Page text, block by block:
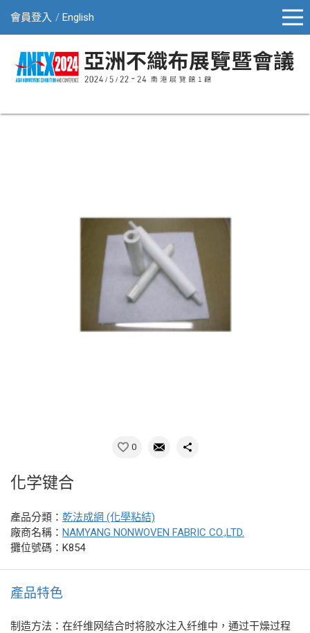
會員登入 English
0
化学键合
產品分類： 乾法成網 (化學粘結)
廠商名稱： NAMYANG NONWOVEN FABRIC CO.,LTD.
攤位號碼：K854
產品特色
制造方法：在纤维网结合时将胶水注入纤维中，通过干燥过程